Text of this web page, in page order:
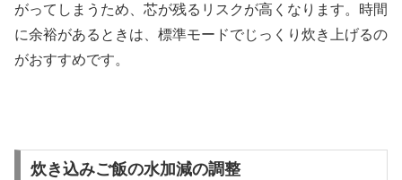
がってしまうため、芯が残るリスクが高くなります。時間
に余裕があるときは、標準モードでじっくり炊き上げるの
がおすすめです。
炊き込みご飯の水加減の調整